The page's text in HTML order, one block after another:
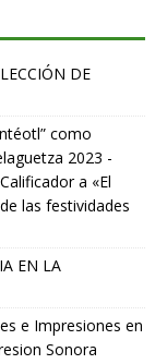
DE
como
2023 -
a «El
las festividades
EN LA
e Impresiones en
Sonora